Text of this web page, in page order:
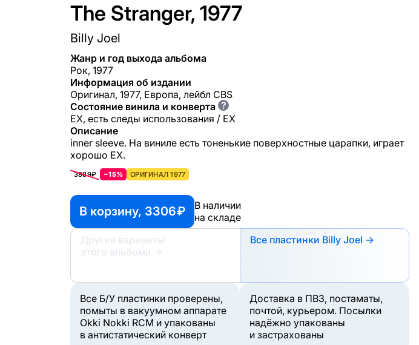
The Stranger, 1977
Billy Joel
Жанр и год выхода альбома
Рок, 1977
Информация об издании
Оригинал, 1977, Европа, лейбл CBS
Состояние винила и конверта ?
EX, есть следы использования / EX
Описание
inner sleeve. На виниле есть тоненькие поверхностные царапки, играет
хорошо ЕХ.
3889₽ −15% ОРИГИНАЛ 1977
В корзину, 3306 ₽
В наличии
на складе
Другие варианты
этого альбома
→
Все пластинки Billy Joel →
Все Б/У пластинки проверены,
помыты в вакуумном аппарате
Okki Nokki RCM и упакованы
в антистатический конверт
Доставка в ПВЗ, постаматы,
почтой, курьером. Посылки
надёжно упакованы
и застрахованы